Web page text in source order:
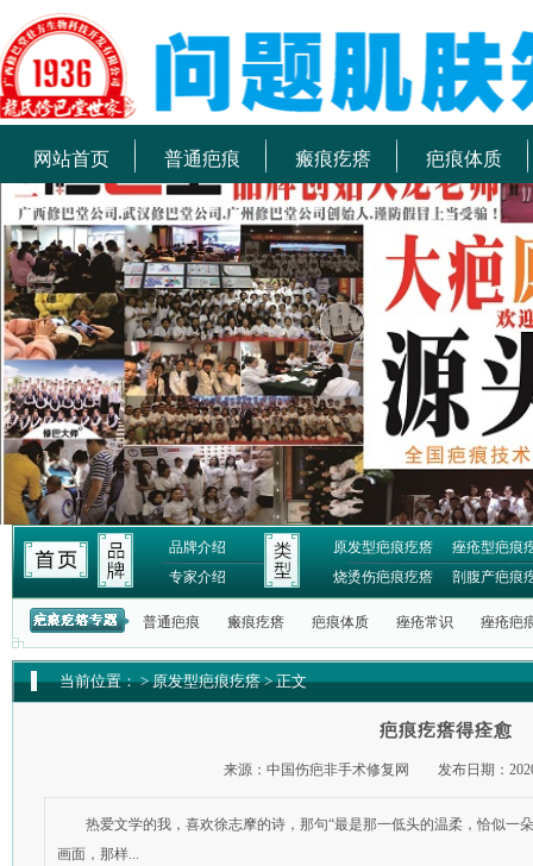
网站首页 普通疤痕 瘢痕疙瘩 疤痕体质
品牌介绍
专家介绍
原发型疤痕疙瘩
痤疮型疤痕
烧烫伤疤痕疙瘩
剖腹产疤痕
普通疤痕 瘢痕疙瘩 疤痕体质 痤疮常识 痤疮疤
当前位置：>原发型疤痕疙瘩> 正文
疤痕疙瘩得痊愈
来源：中国伤疤非手术修复网 发布日期：
热爱文学的我，喜欢徐志摩的诗，那句“最是那一低头的温柔，恰似一
画面，那样...